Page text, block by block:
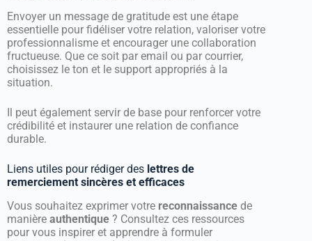
Envoyer un message de gratitude est une étape
essentielle pour fidéliser votre relation, valoriser votre
professionnalisme et encourager une collaboration
fructueuse. Que ce soit par email ou par courrier,
choisissez le ton et le support appropriés à la
situation.
Il peut également servir de base pour renforcer votre
crédibilité et instaurer une relation de confiance
durable.
Liens utiles pour rédiger des lettres de
remerciement sincères et efficaces
Vous souhaitez exprimer votre reconnaissance de
manière authentique ? Consultez ces ressources
pour vous inspirer et apprendre à formuler